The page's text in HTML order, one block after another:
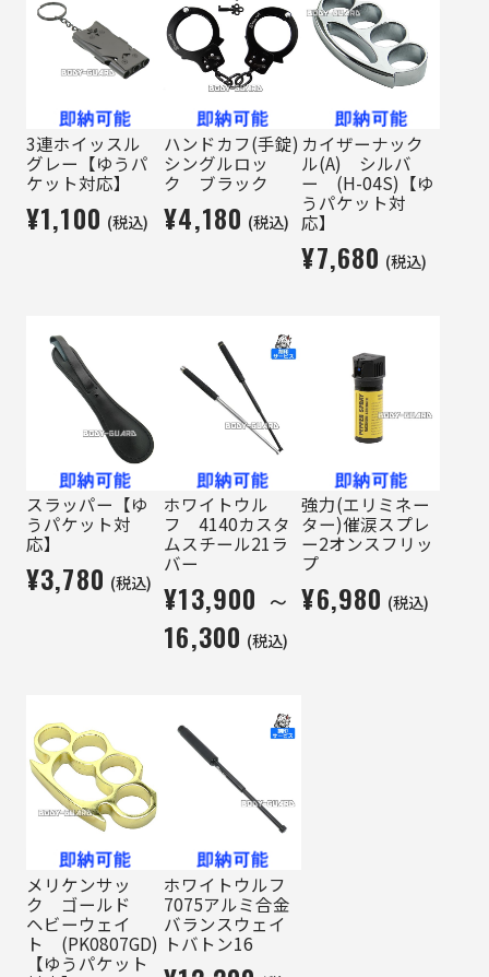
3連ホイッスル
グレー【ゆうパ
ケット対応】
¥1,100 (税込)
ハンドカフ(手錠)
シングルロッ
ク ブラック
¥4,180 (税込)
カイザーナック
ル(A) シルバ
ー (H-04S)【ゆ
うパケット対
応】
¥7,680 (税込)
スラッパー【ゆ
うパケット対
応】
¥3,780 (税込)
ホワイトウル
フ 4140カスタ
ムスチール21ラ
バー
¥13,900 ～
16,300 (税込)
強力(エリミネー
ター)催涙スプレ
ー2オンスフリッ
プ
¥6,980 (税込)
メリケンサッ
ク ゴールド
ヘビーウェイ
ト (PK0807GD)
【ゆうパケット
ホワイトウルフ
7075アルミ合金
バランスウェイ
トバトン16